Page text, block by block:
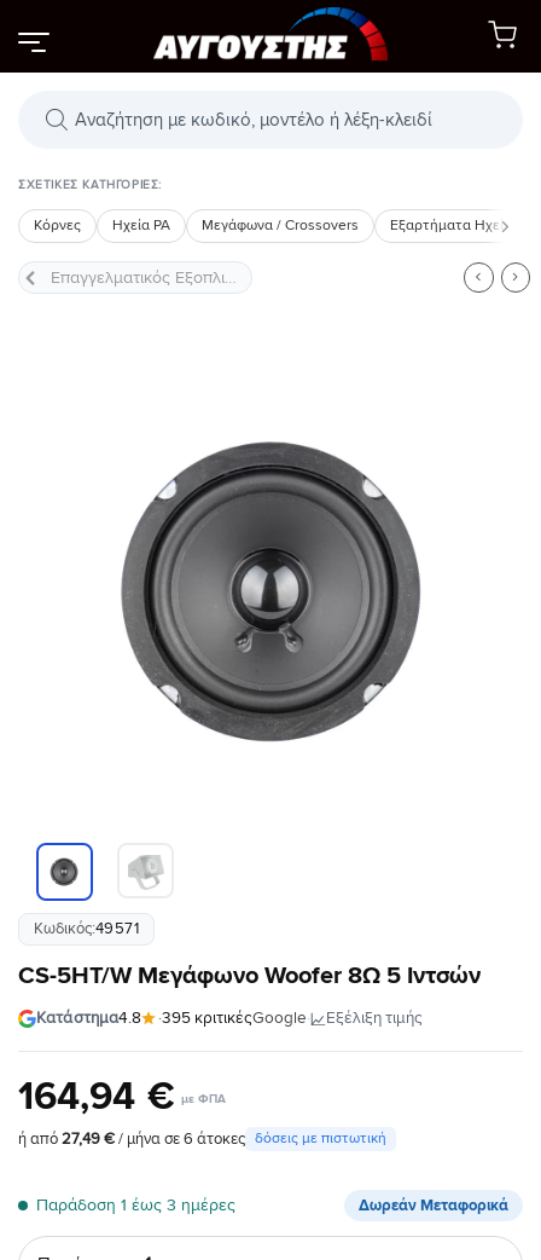
στο
περιεχόμενο
Αναζήτηση
ΣΧΕΤΙΚΈΣ ΚΑΤΗΓΟΡΊΕΣ:
Κόρνες Ηχεία PA Μεγάφωνα / Crossovers Εξαρτήματα Ηχείων
Κωδικός:49571
CS-5HT/W Μεγάφωνο Woofer 8Ω 5 Ιντσών
Κατάστημα4.8 ·395 κριτικέςGoogle· Εξέλιξη τιμής
164,94 €
ή από27,49 €/ μήνα σε 6 άτοκες δόσεις με πιστωτική
Παράδοση 1 έως 3 ημέρες Δωρεάν Μεταφορικά
Ποσότητα